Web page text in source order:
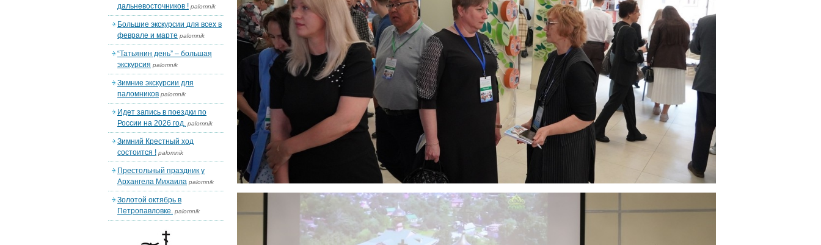
дальневосточников ! palomnik
Большие экскурсии для всех в
феврале и марте palomnik
“Татьянин день” – большая
экскурсия palomnik
Зимние экскурсии для
паломников palomnik
Идет запись в поездки по
России на 2026 год. palomnik
Зимний Крестный ход
состоится ! palomnik
Престольный праздник у
Архангела Михаила palomnik
Золотой октябрь в
Петропавловке. palomnik